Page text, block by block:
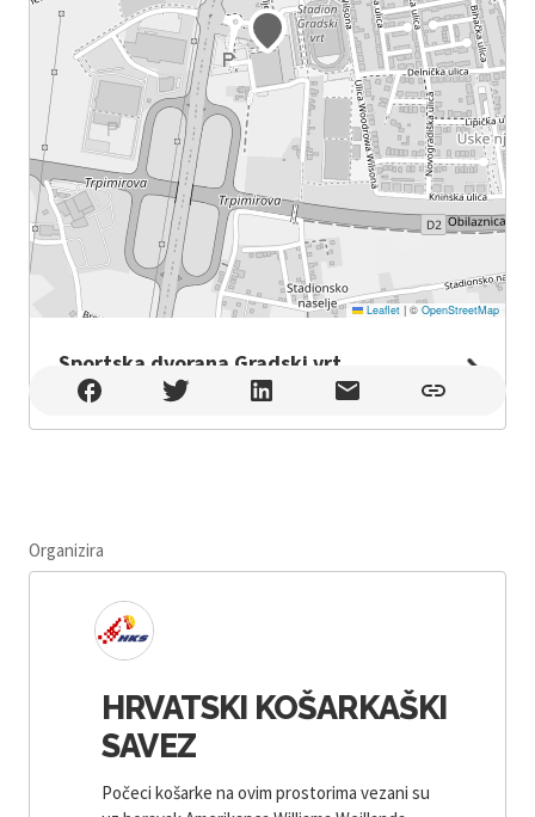
Leaflet |© OpenStreetMap
Sportska dvorana Gradski vrt
Sportska dvorana Gradski vrt , Osijek
Organizira
HRVATSKI KOŠARKAŠKI
SAVEZ
Počeci košarke na ovim prostorima vezani su